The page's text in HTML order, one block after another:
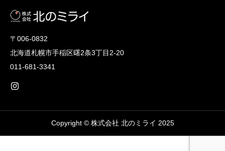
〒006-0832
北海道札幌市手稲区曙2条3丁目2-20
011-681-3341
Copyright © 株式会社 北のミライ 2025